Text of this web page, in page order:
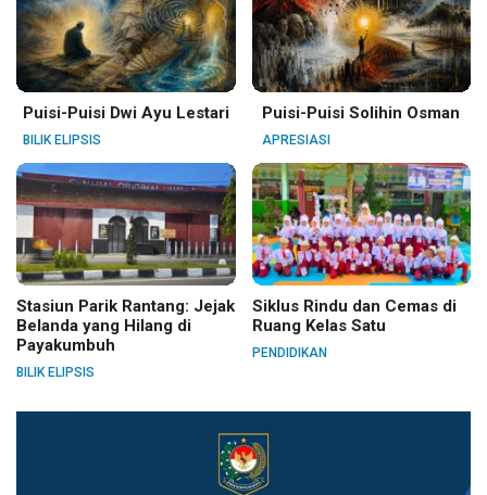
Puisi-Puisi Dwi Ayu Lestari
BILIK ELIPSIS
Puisi-Puisi Solihin Osman
APRESIASI
Stasiun Parik Rantang: Jejak
Belanda yang Hilang di
Payakumbuh
BILIK ELIPSIS
Siklus Rindu dan Cemas di
Ruang Kelas Satu
PENDIDIKAN